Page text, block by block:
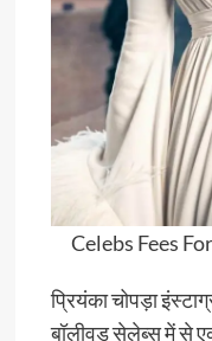
Celebs Fees
प्रियंका चोपड़ा
बॉलीवुड सेलेब्स में से